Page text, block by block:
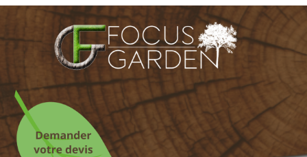
CONTACT
PARLEZ-NOUS DE
VOS PROJETS